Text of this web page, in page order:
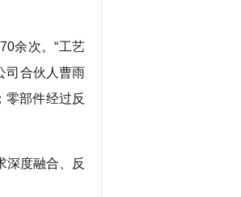
余次。“工艺
司合伙人曹雨
零部件经过反
深度融合、反